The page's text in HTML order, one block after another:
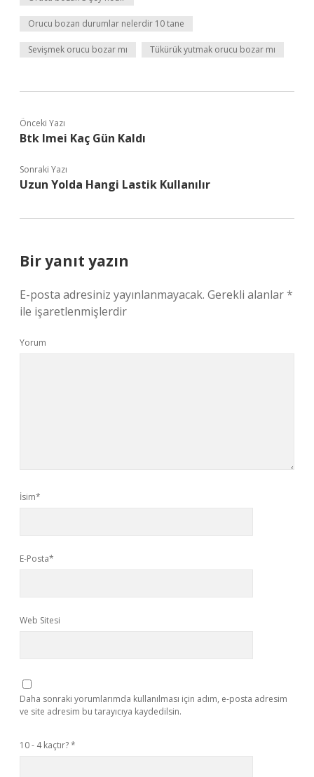
Orucu bozan durumlar nelerdir 10 tane
Sevişmek orucu bozar mı Tükürük yutmak orucu bozar mı
Önceki Yazı
Btk Imei Kaç Gün Kaldı
Sonraki Yazı
Uzun Yolda Hangi Lastik Kullanılır
Bir yanıt yazın
E-posta adresiniz yayınlanmayacak. Gerekli alanlar*
ile işaretlenmişlerdir
Yorum
İsim*
E-Posta*
Web Sitesi
Daha sonraki yorumlarımda kullanılması için adım, e-posta adresim
ve site adresim bu tarayıcıya kaydedilsin.
10 - 4 kaçtır?*